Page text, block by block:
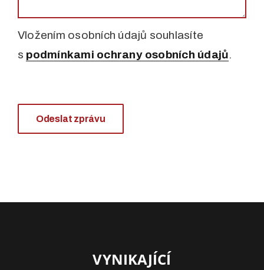
Vložením osobních údajů souhlasíte
s podmínkami ochrany osobních údajů.
Odeslat zprávu
VYNIKAJÍCÍ